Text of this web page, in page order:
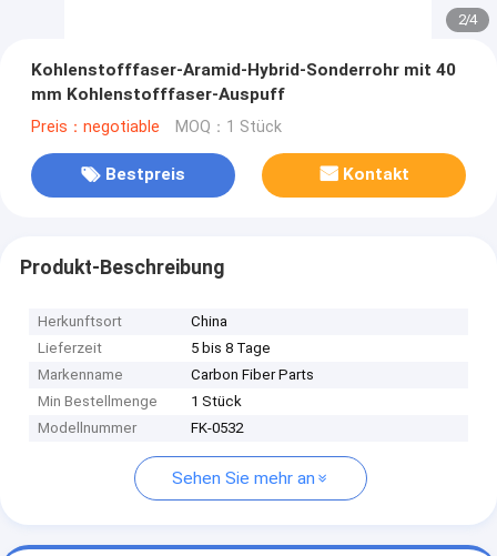
2/4
Kohlenstofffaser-Aramid-Hybrid-Sonderrohr mit 40
mm Kohlenstofffaser-Auspuff
Preis：negotiable MOQ：1 Stück
Bestpreis Kontakt
Produkt-Beschreibung
Herkunftsort
China
Lieferzeit
5 bis 8 Tage
Markenname
Carbon Fiber Parts
Min Bestellmenge
1 Stück
Modellnummer
FK-0532
Sehen Sie mehr an